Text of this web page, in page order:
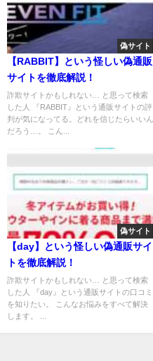
偽サイト
【RABBIT】という怪しい偽通販
サイトを徹底解説！
詐欺サイトかもしれない… と思って検索
した人 『RABBIT』という通販サイトの評
判が気になってる。どれを信じたらいいん
だろう…。 こん...
偽サイト
【day】という怪しい偽通販サイ
トを徹底解説！
詐欺サイトかもしれない… と思って検索
した人 『day』という通販サイトの口コミ
を知りたい。 こんなお悩みをすべて解決
します。 ...